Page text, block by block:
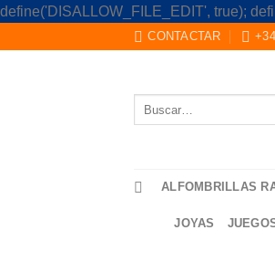
define('DISALLOW_FILE_EDIT', true);
CONTACTAR
ALFOMBRILLAS
JOYAS